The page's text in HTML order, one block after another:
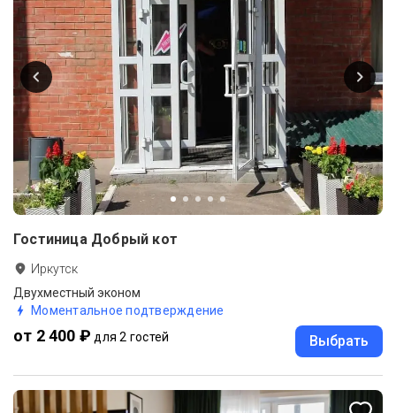
Гостиница Добрый кот
Иркутск
Двухместный эконом
Моментальное подтверждение
от 2 400 ₽ для 2 гостей Выбрать